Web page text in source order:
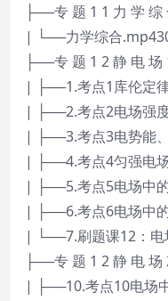
├──专 题 1 1 力 学 综
| └──力学综合
├──专 题 1 2 静 电 场
| ├──1.考点1库伦定
| ├──2.考点2电场强
| ├──3.考点3电势能
| ├──4.考点4匀强电
| ├──5.考点5电场中
| ├──6.考点6电场中
| └──7.刷题课12：
├──专 题 1 2 静 电 场
| ├──10.考点10电场